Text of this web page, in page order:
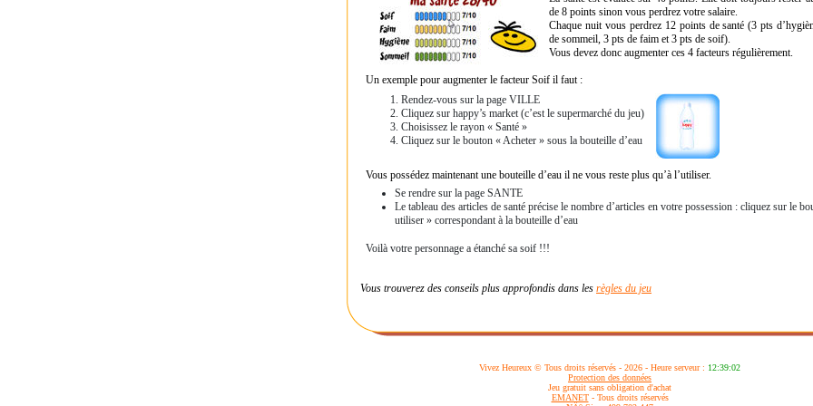
de 8 points sinon vous perdrez votre salaire.
Chaque nuit vous perdrez 12 points de santé (3 pts
de sommeil, 3 pts de faim et 3 pts de soif).
Vous devez donc augmenter ces 4 facteurs régulièrement.
Un exemple pour augmenter le facteur Soif il faut :
Rendez-vous sur la page VILLE
Cliquez sur happy’s market (c’est le supermarché du jeu)
Choisissez le rayon « Santé »
Cliquez sur le bouton « Acheter » sous la bouteille d’eau
Vous possédez maintenant une bouteille d’eau il ne vous reste plus qu’à l’utiliser.
Se rendre sur la page SANTE
Le tableau des articles de santé précise le nombre d’articles en votre possession : cliquez sur le
utiliser » correspondant à la bouteille d’eau
Voilà votre personnage a étanché sa soif !!!
Vous trouverez des conseils plus approfondis dans les règles du jeu
Vivez Heureux © Tous droits réservés - 2026 - Heure serveur : 12:39:03
Protection des données
Jeu gratuit sans obligation d'achat
EMANET- Tous droits réservés